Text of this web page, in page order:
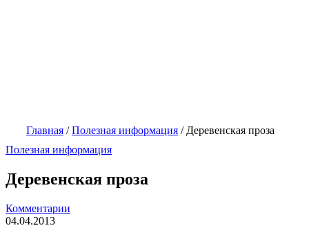
Главная /Полезная информация / Деревенская проза
Полезная информация
Деревенская проза
Комментарии
04.04.2013